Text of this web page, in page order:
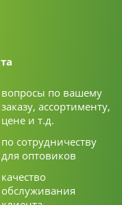
вопросы по вашему
заказу, ассортименту,
цене и т.д.
по сотрудничеству
для оптовиков
качество
обслуживания